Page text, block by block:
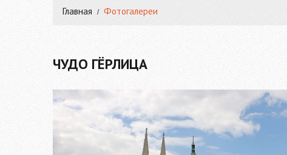
Главная Фотогалереи
ЧУДО ГЁРЛИЦА